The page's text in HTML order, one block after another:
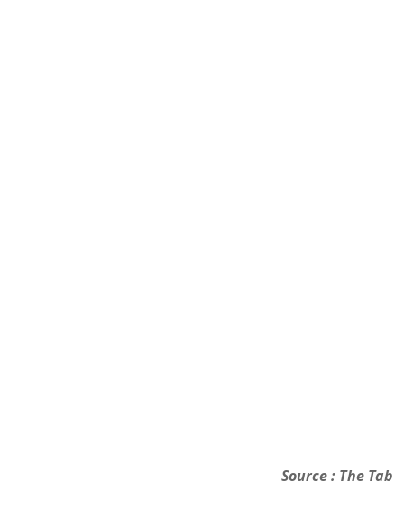
Source : The Tab